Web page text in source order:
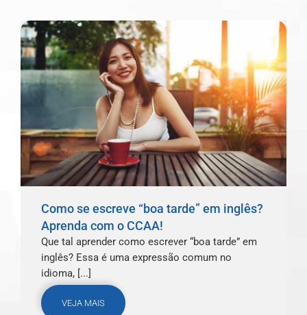
Como se escreve “boa tarde” em inglês?
Aprenda com o CCAA!
Que tal aprender como escrever “boa tarde” em
inglês? Essa é uma expressão comum no
idioma, [...]
VEJA MAIS